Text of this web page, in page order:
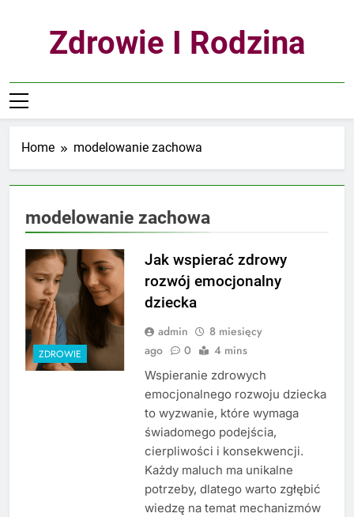
Zdrowie I Rodzina
Home modelowanie zachowa
modelowanie zachowa
ZDROWIE
Jak wspierać zdrowy
rozwój emocjonalny
dziecka
admin
8 miesięcy
ago
0 4 mins
Wspieranie zdrowych
emocjonalnego rozwoju dziecka
to wyzwanie, które wymaga
świadomego podejścia,
cierpliwości i konsekwencji.
Każdy maluch ma unikalne
potrzeby, dlatego warto zgłębić
wiedzę na temat mechanizmów